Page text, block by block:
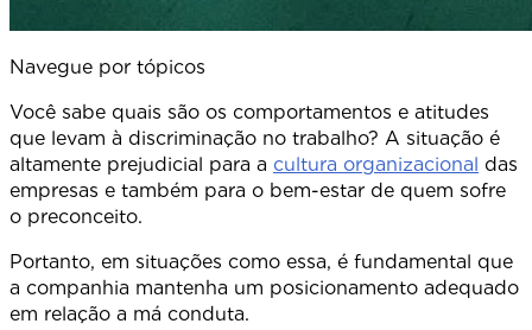
Navegue por tópicos
Você sabe quais são os comportamentos e atitudes
que levam à discriminação no trabalho? A situação é
altamente prejudicial para a cultura organizacional das
empresas e também para o bem-estar de quem sofre
o preconceito.
Portanto, em situações como essa, é fundamental que
a companhia mantenha um posicionamento adequado
em relação a má conduta.